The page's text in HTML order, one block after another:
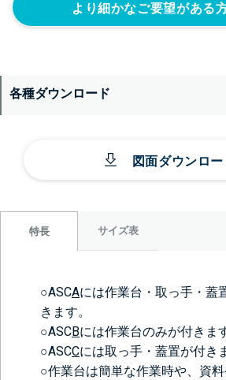
より細かなご要望がある
各種ダウンロード
図面ダウンロ
特長 サイズ表
○ASCAには作業台・取っ手・蓋
きます。
○ASCBには作業台のみが付きま
○ASCCには取っ手・蓋置が付き
○作業台は簡単な作業時や、資